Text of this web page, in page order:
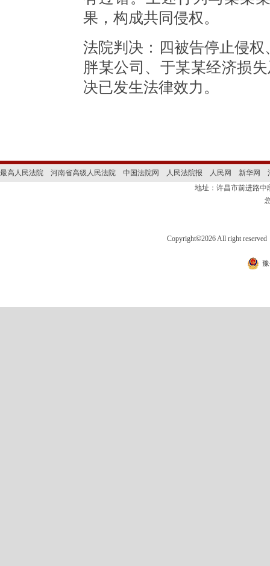
果，构成共同侵权。
法院判决：四被告停止侵
胖某公司、于某某经济损
决已发生法律效力。
最高人民法院 河南省高级人民法院 中国法院网 人民法院报 人民网 新华网
地址：许昌市前进路
Copyright©2026 All right